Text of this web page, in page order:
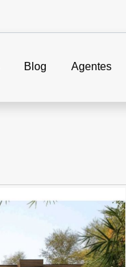
Blog Agentes